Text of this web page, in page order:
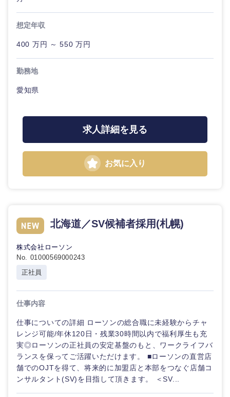
甲信越・北陸
富山県
山梨県 長野県
想定年収
400 万円 ～ 550 万円
勤務地
愛知県
求人詳細を見る
お気に入り
北海道／SV候補者採用(札幌)
株式会社ローソン
No. 01000569000243
正社員
仕事内容
仕事についての詳細 ローソンの総合職に未経験からチャ
レンジ可能/年休120日・残業30時間以内で福利厚生も充
実◎ローソンの正社員の安定基盤のもと、ワークライフバ
ランスを保ってご活躍いただけます。 ■ローソンの直営店
舗でのOJTを得て、将来的に加盟店と本部をつなぐ店舗コ
ンサルタント(SV)を目指して頂きます。 ＜SV...